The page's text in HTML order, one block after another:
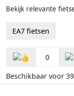
Bekijk relevante
EA7 fietsen
0
Beschikbaar voor